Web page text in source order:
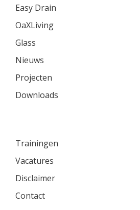
Easy Drain
OaXLiving
Glass
Nieuws
Projecten
Downloads
Trainingen
Vacatures
Disclaimer
Contact